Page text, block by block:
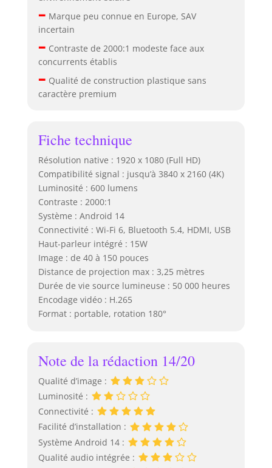
– Marque peu connue en Europe, SAV
incertain
– Contraste de 2000:1 modeste face aux
concurrents établis
– Qualité de construction plastique sans
caractère premium
Fiche technique
Résolution native : 1920 x 1080 (Full HD)
Compatibilité signal : jusqu’à 3840 x 2160 (4K)
Luminosité : 600 lumens
Contraste : 2000:1
Système : Android 14
Connectivité : Wi-Fi 6, Bluetooth 5.4, HDMI, USB
Haut-parleur intégré : 15W
Image : de 40 à 150 pouces
Distance de projection max : 3,25 mètres
Durée de vie source lumineuse : 50 000 heures
Encodage vidéo : H.265
Format : portable, rotation 180°
Note de la rédaction 14/20
Qualité d’image :
Luminosité :
Connectivité :
Facilité d’installation :
Système Android 14 :
Qualité audio intégrée :